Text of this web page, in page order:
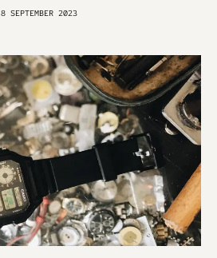
8 SEPTEMBER 2023